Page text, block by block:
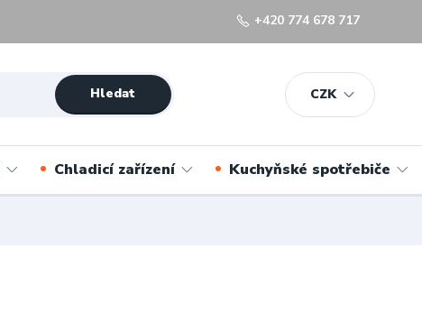
CZK
Hledat
+420 774 678 717
Chladicí zařízení Kuchyňské spotřebiče